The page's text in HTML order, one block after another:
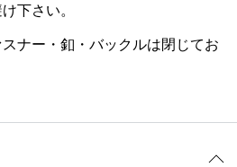
下さい。
ナー・釦・バックルは閉じてお